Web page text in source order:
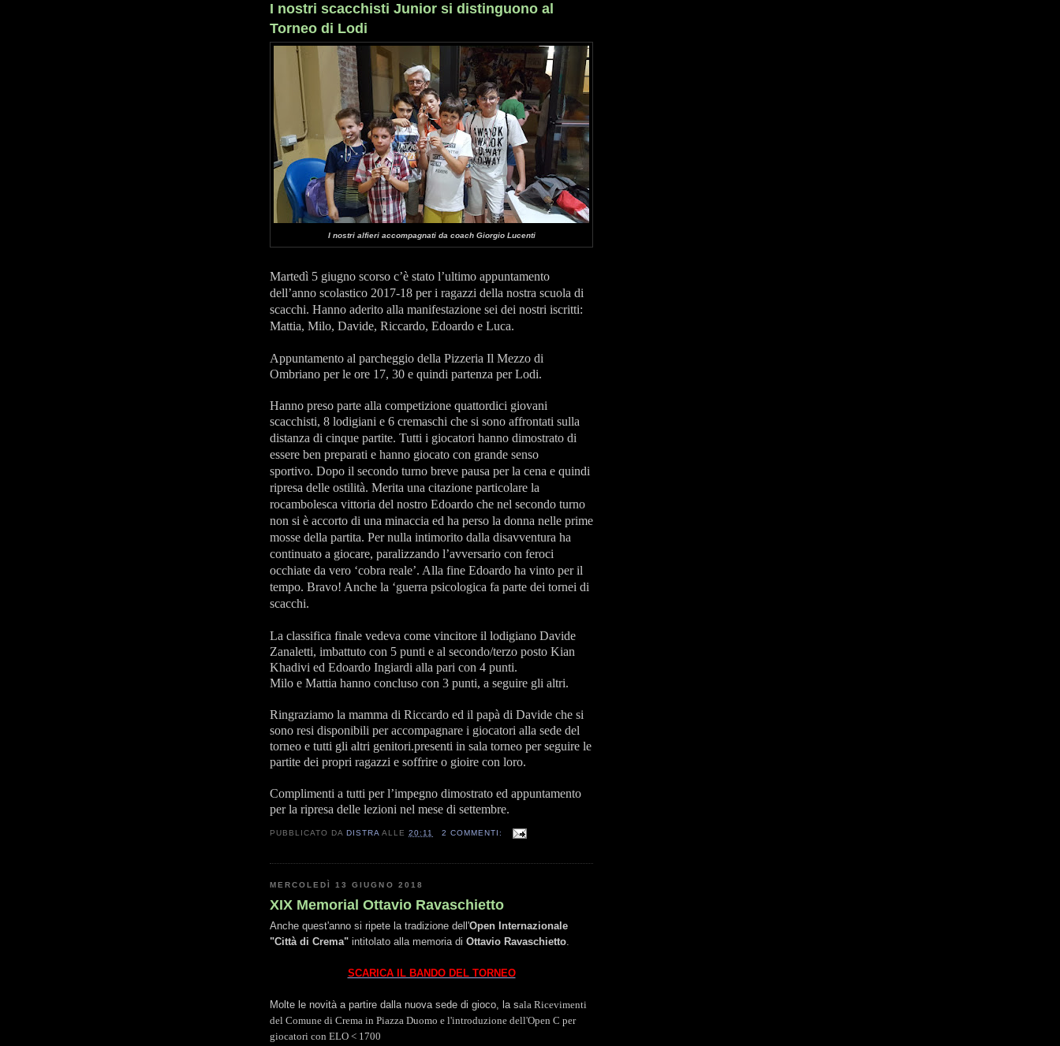
I nostri scacchisti Junior si distinguono al
Torneo di Lodi
I nostri alfieri accompagnati da coach Giorgio Lucenti
Martedì 5 giugno scorso c’è stato l’ultimo appuntamento
dell’anno scolastico 2017-18 per i ragazzi della nostra scuola di
scacchi. Hanno aderito alla manifestazione sei dei nostri iscritti:
Mattia, Milo, Davide, Riccardo, Edoardo e Luca.
Appuntamento al parcheggio della Pizzeria Il Mezzo di
Ombriano per le ore 17, 30 e quindi partenza per Lodi.
Hanno preso parte alla competizione quattordici giovani
scacchisti, 8 lodigiani e 6 cremaschi che si sono affrontati sulla
distanza di cinque partite. Tutti i giocatori hanno dimostrato di
essere ben preparati e hanno giocato con grande senso
sportivo. Dopo il secondo turno breve pausa per la cena e quindi
ripresa delle ostilità. Merita una citazione particolare la
rocambolesca vittoria del nostro Edoardo che nel secondo turno
non si è accorto di una minaccia ed ha perso la donna nelle prime
mosse della partita. Per nulla intimorito dalla disavventura ha
continuato a giocare, paralizzando l’avversario con feroci
occhiate da vero ‘cobra reale’. Alla fine Edoardo ha vinto per il
tempo. Bravo! Anche la ‘guerra psicologica fa parte dei tornei di
scacchi.
La classifica finale vedeva come vincitore il lodigiano Davide
Zanaletti, imbattuto con 5 punti e al secondo/terzo posto Kian
Khadivi ed Edoardo Ingiardi alla pari con 4 punti.
Milo e Mattia hanno concluso con 3 punti, a seguire gli altri.
Ringraziamo la mamma di Riccardo ed il papà di Davide che si
sono resi disponibili per accompagnare i giocatori alla sede del
torneo e tutti gli altri genitori.presenti in sala torneo per seguire le
partite dei propri ragazzi e soffrire o gioire con loro.
Complimenti a tutti per l’impegno dimostrato ed appuntamento
per la ripresa delle lezioni nel mese di settembre.
PUBBLICATO DA DISTRA ALLE20:11 2 COMMENTI:
MERCOLEDÌ 13 GIUGNO 2018
XIX Memorial Ottavio Ravaschietto
Anche quest'anno si ripete la tradizione dell'Open Internazionale
"Città di Crema" intitolato alla memoria di Ottavio Ravaschietto.
SCARICA IL BANDO DEL TORNEO
Molte le novità a partire dalla nuova sede di gioco, la sala Ricevimenti
del Comune di Crema in Piazza Duomo e l'introduzione dell'Open C per
giocatori con ELO < 1700